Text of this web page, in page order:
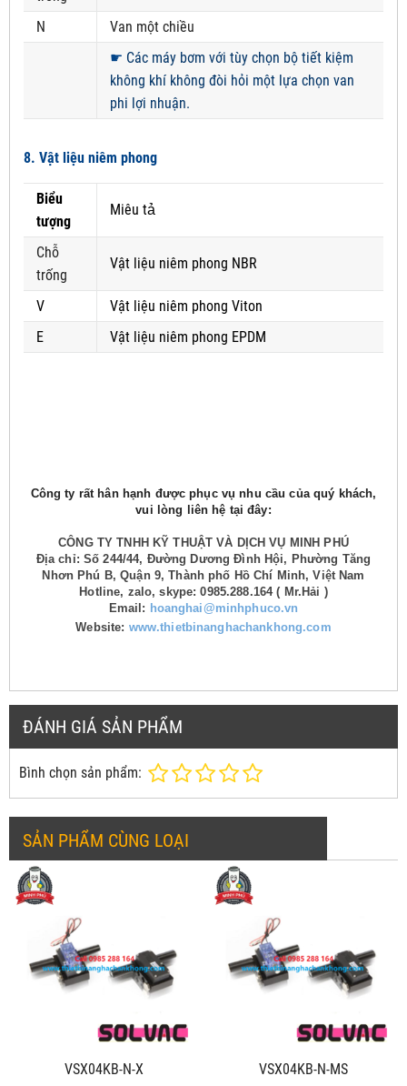
N
Van một chiều
☛ Các máy bơm với tùy chọn bộ tiết kiệm
không khí không đòi hỏi một lựa chọn van
phi lợi nhuận.
8. Vật liệu niêm phong
Biểu
tượng
Miêu tả
Chỗ
trống
Vật liệu niêm phong NBR
V
Vật liệu niêm phong Viton
E
Vật liệu niêm phong EPDM
Công ty rất hân hạnh được phục vụ nhu cầu của quý khách,
vui lòng liên hệ tại đây:
CÔNG TY TNHH KỸ THUẬT VÀ DỊCH VỤ MINH PHÚ
Địa chỉ: Số 244/44, Đường Dương Đình Hội, Phường Tăng
Nhơn Phú B, Quận 9, Thành phố Hồ Chí Minh, Việt Nam
Hotline, zalo, skype: 0985.288.164 ( Mr.Hải )
Email: hoanghai@minhphuco.vn
Website: www.thietbinanghachankhong.com
ĐÁNH GIÁ SẢN PHẨM
Bình chọn sản phẩm:
SẢN PHẨM CÙNG LOẠI
VSX04KB-N-X VSX04KB-N-MS